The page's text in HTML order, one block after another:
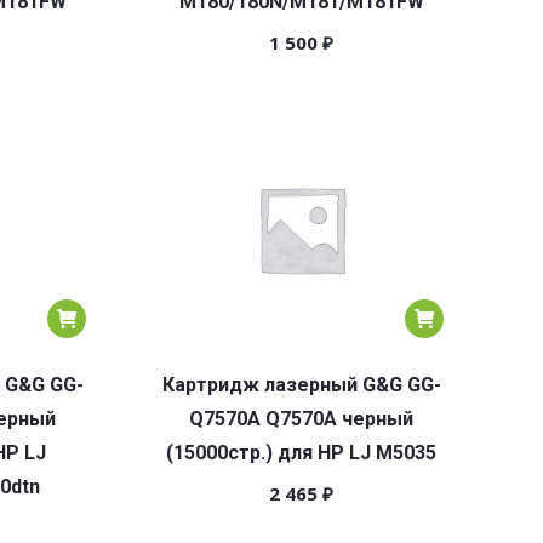
1 500 ₽
GG-
LJ
Картридж лазерный G&G GG-
Q7570A Q7570A черный
(15000стр.) для HP LJ M5035
2 465 ₽